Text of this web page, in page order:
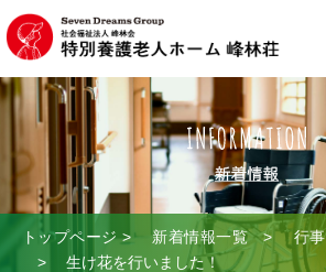
トップページ>新着情報一覧>行事
> 生け花を行いました！